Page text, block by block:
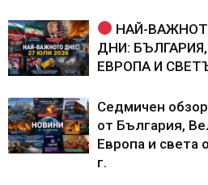
НАЙ-
ДНИ:
ЕВРОПА И
Седмичен
от България,
Европа и света
г.